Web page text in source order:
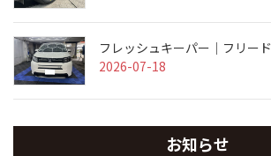
フレッシュキーパー｜フリード
2026-07-18
お知らせ